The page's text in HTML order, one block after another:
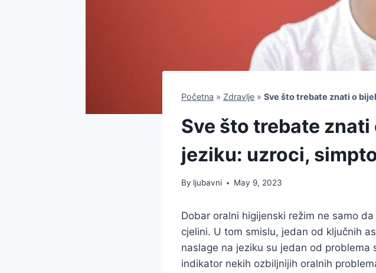
Početna » Zdravlje » Sve što trebate znati o
Sve što trebate
jeziku: uzroci,
By ljubavni May 9, 2023
Dobar oralni higijenski režim ne samo
cjelini. U tom smislu, jedan od ključnih
naslage na jeziku su jedan od
indikator nekih ozbiljnijih oralnih